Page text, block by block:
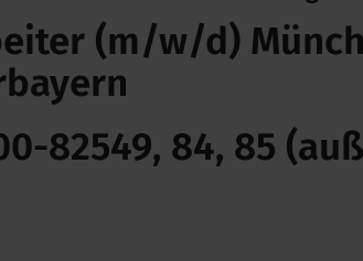
(m/w/d)
82549, 84, 85